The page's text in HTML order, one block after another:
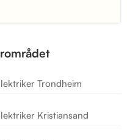
Trondheim
Kristiansand